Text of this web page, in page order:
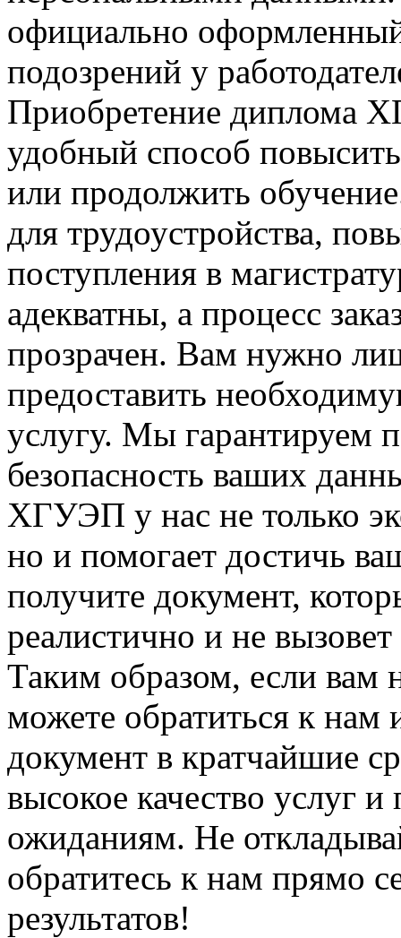
официально
подозрений у
Приобретение диплома
удобный способ
или продолжить
для трудоустройства,
поступления в
адекватны, а процесс
прозрачен. Вам нужно
предоставить
услугу. Мы гарантируем
безопасность ваших
ХГУЭП у нас не только
но и помогает достичь
получите документ,
реалистично и не
Таким образом, если
можете обратиться к нам
документ в кратчайшие
высокое качество услуг
ожиданиям. Не
обратитесь к нам прямо
результатов!